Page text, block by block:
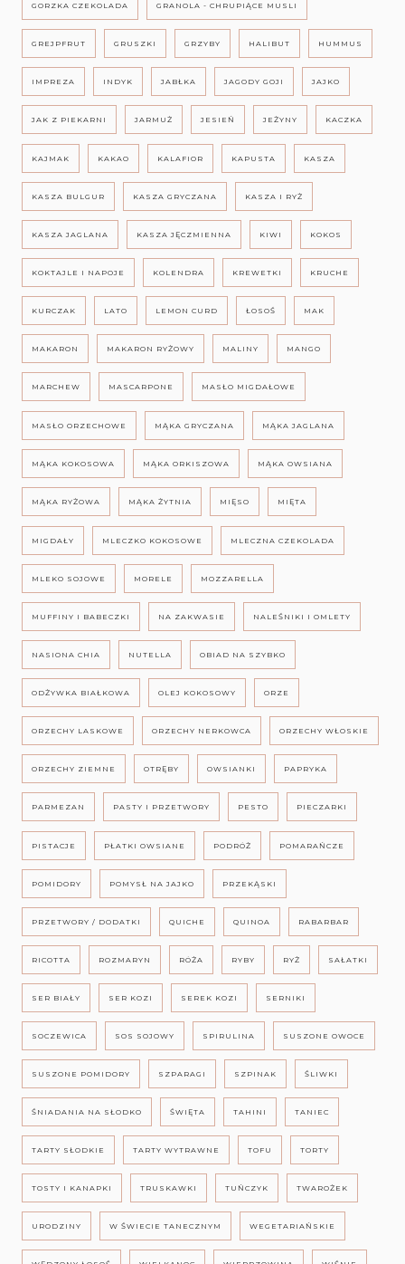
GORZKA CZEKOLADA GRANOLA - CHRUPIĄCE MUSLI
GREJPFRUT GRUSZKI GRZYBY HALIBUT HUMMUS
IMPREZA INDYK JABŁKA JAGODY GOJI JAJKO
JAK Z PIEKARNI JARMUŻ JESIEŃ JEŻYNY KACZKA
KAJMAK KAKAO KALAFIOR KAPUSTA KASZA
KASZA BULGUR KASZA GRYCZANA KASZA I RYŻ
KASZA JAGLANA KASZA JĘCZMIENNA KIWI KOKOS
KOKTAJLE I NAPOJE KOLENDRA KREWETKI KRUCHE
KURCZAK LATO LEMON CURD ŁOSOŚ MAK
MAKARON MAKARON RYŻOWY MALINY MANGO
MARCHEW MASCARPONE MASŁO MIGDAŁOWE
MASŁO ORZECHOWE MĄKA GRYCZANA MĄKA JAGLANA
MĄKA KOKOSOWA MĄKA ORKISZOWA MĄKA OWSIANA
MĄKA RYŻOWA MĄKA ŻYTNIA MIĘSO MIĘTA
MIGDAŁY MLECZKO KOKOSOWE MLECZNA CZEKOLADA
MLEKO SOJOWE MORELE MOZZARELLA
MUFFINY I BABECZKI NA ZAKWASIE NALEŚNIKI I OMLETY
NASIONA CHIA NUTELLA OBIAD NA SZYBKO
ODŻYWKA BIAŁKOWA OLEJ KOKOSOWY ORZE
ORZECHY LASKOWE ORZECHY NERKOWCA ORZECHY WŁOSKIE
ORZECHY ZIEMNE OTRĘBY OWSIANKI PAPRYKA
PARMEZAN PASTY I PRZETWORY PESTO PIECZARKI
PISTACJE PŁATKI OWSIANE PODRÓŻ POMARAŃCZE
POMIDORY POMYSŁ NA JAJKO PRZEKĄSKI
PRZETWORY / DODATKI QUICHE QUINOA RABARBAR
RICOTTA ROZMARYN RÓŻA RYBY RYŻ SAŁATKI
SER BIAŁY SER KOZI SEREK KOZI SERNIKI
SOCZEWICA SOS SOJOWY SPIRULINA SUSZONE OWOCE
SUSZONE POMIDORY SZPARAGI SZPINAK ŚLIWKI
ŚNIADANIA NA SŁODKO ŚWIĘTA TAHINI TANIEC
TARTY SŁODKIE TARTY WYTRAWNE TOFU TORTY
TOSTY I KANAPKI TRUSKAWKI TUŃCZYK TWAROŻEK
URODZINY W ŚWIECIE TANECZNYM WEGETARIAŃSKIE